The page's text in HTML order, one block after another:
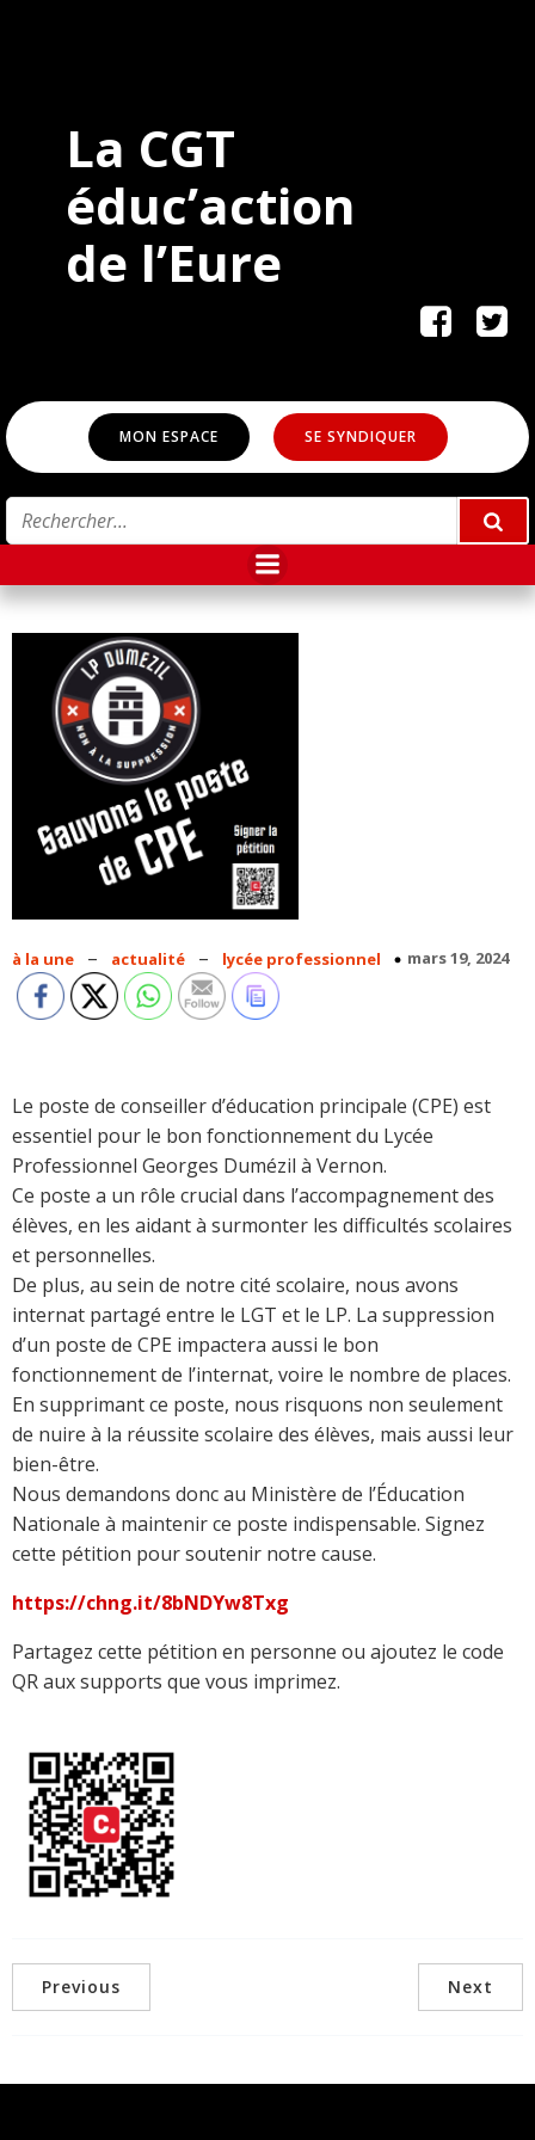
La CGT
éduc’action
de l’Eure
MON ESPACE SE SYNDIQUER
à la une – actualité – lycée professionnel mars 19, 2024
Le poste de conseiller d’éducation principale (CPE) est
essentiel pour le bon fonctionnement du Lycée
Professionnel Georges Dumézil à Vernon.
Ce poste a un rôle crucial dans l’accompagnement des
élèves, en les aidant à surmonter les difficultés scolaires
et personnelles.
De plus, au sein de notre cité scolaire, nous avons
internat partagé entre le LGT et le LP. La suppression
d’un poste de CPE impactera aussi le bon
fonctionnement de l’internat, voire le nombre de places.
En supprimant ce poste, nous risquons non seulement
de nuire à la réussite scolaire des élèves, mais aussi leur
bien-être.
Nous demandons donc au Ministère de l’Éducation
Nationale à maintenir ce poste indispensable. Signez
cette pétition pour soutenir notre cause.
https://chng.it/8bNDYw8Txg
Partagez cette pétition en personne ou ajoutez le code
QR aux supports que vous imprimez.
Previous Next